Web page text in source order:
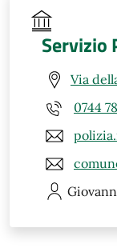
Servizio
Via
0744